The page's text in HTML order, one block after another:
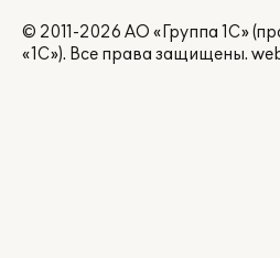
© 2011-2026 АО «Группа 1С»
«1С»). Все права защищены.